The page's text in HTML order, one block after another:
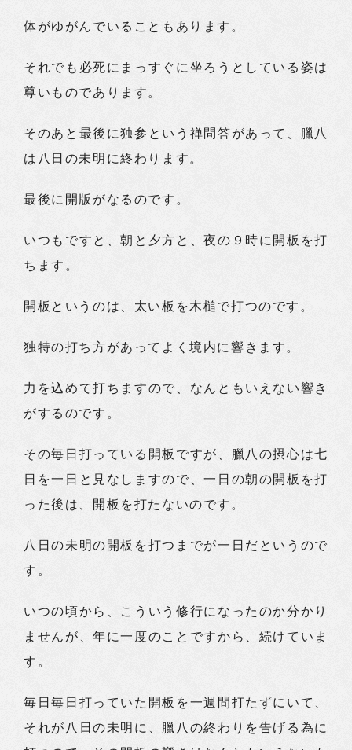
体がゆがんでいることもあります。
それでも必死にまっすぐに坐ろうとしている姿は
尊いものであります。
そのあと最後に独参という禅問答があって、臘八
は八日の未明に終わります。
最後に開版がなるのです。
いつもですと、朝と夕方と、夜の９時に開板を打
ちます。
開板というのは、太い板を木槌で打つのです。
独特の打ち方があってよく境内に響きます。
力を込めて打ちますので、なんともいえない響き
がするのです。
その毎日打っている開板ですが、臘八の摂心は七
日を一日と見なしますので、一日の朝の開板を打
った後は、開板を打たないのです。
八日の未明の開板を打つまでが一日だというので
す。
いつの頃から、こういう修行になったのか分かり
ませんが、年に一度のことですから、続けていま
す。
毎日毎日打っていた開板を一週間打たずにいて、
それが八日の未明に、臘八の終わりを告げる為に